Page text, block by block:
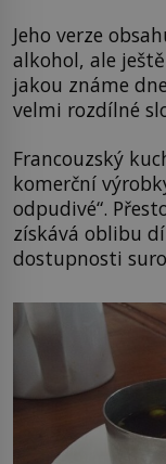
Jeho verze
alkohol, ale
jakou známe
velmi rozdílné
Francouzský
komerční
odpudivé“.
získává oblibu
dostupnosti